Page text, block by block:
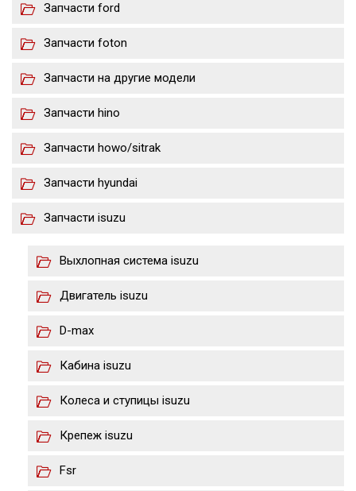
Запчасти ford
Запчасти foton
Запчасти на другие модели
Запчасти hino
Запчасти howo/sitrak
Запчасти hyundai
Запчасти isuzu
Выхлопная система isuzu
Двигатель isuzu
D-max
Кабина isuzu
Колеса и ступицы isuzu
Крепеж isuzu
Fsr